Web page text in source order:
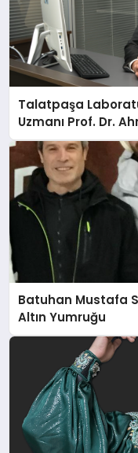
Talatpaşa
Uzmanı Prof. Dr.
Batuhan Mustafa
Altın Yumruğu